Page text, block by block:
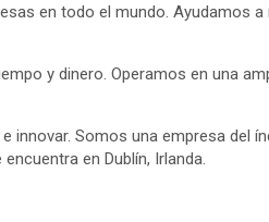
en todo el mundo. Ayudamos
y dinero. Operamos en una
Somos una empresa del
en Dublín, Irlanda.